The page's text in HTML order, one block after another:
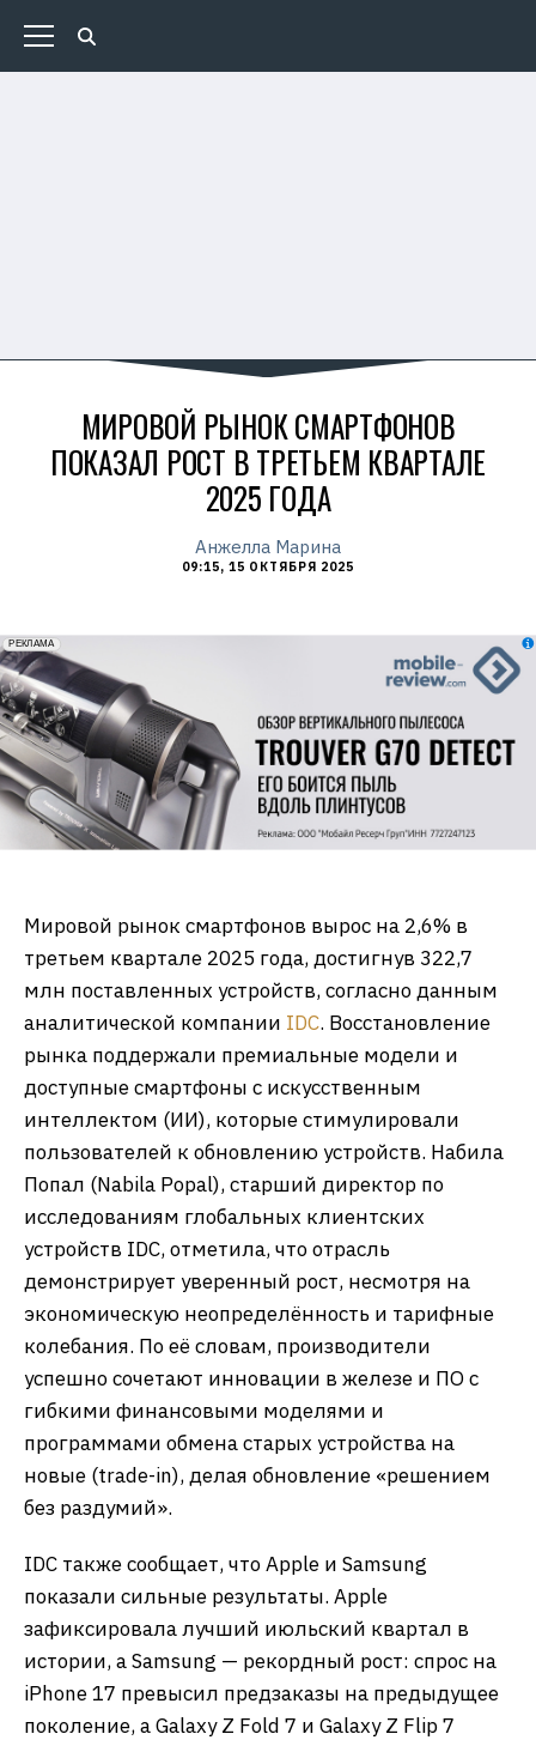
МИРОВОЙ РЫНОК СМАРТФОНОВ
ПОКАЗАЛ РОСТ В ТРЕТЬЕМ КВАРТАЛЕ
2025 ГОДА
Анжелла Марина
09:15, 15 ОКТЯБРЯ 2025
erid: 2VfnxxmNzs5
РЕКЛАМА
Мировой рынок смартфонов вырос на 2,6% в
третьем квартале 2025 года, достигнув 322,7
млн поставленных устройств, согласно данным
аналитической компании IDC. Восстановление
рынка поддержали премиальные модели и
доступные смартфоны с искусственным
интеллектом (ИИ), которые стимулировали
пользователей к обновлению устройств. Набила
Попал (Nabila Popal), старший директор по
исследованиям глобальных клиентских
устройств IDC, отметила, что отрасль
демонстрирует уверенный рост, несмотря на
экономическую неопределённость и тарифные
колебания. По её словам, производители
успешно сочетают инновации в железе и ПО с
гибкими финансовыми моделями и
программами обмена старых устройства на
новые (trade-in), делая обновление «решением
без раздумий».
IDC также сообщает, что Apple и Samsung
показали сильные результаты. Apple
зафиксировала лучший июльский квартал в
истории, а Samsung — рекордный рост: спрос на
iPhone 17 превысил предзаказы на предыдущее
поколение, а Galaxy Z Fold 7 и Galaxy Z Flip 7